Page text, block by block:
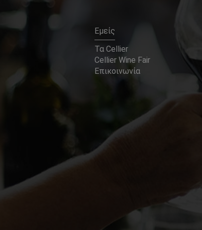
Εμείς
Τα Cellier
Cellier Wine Fair
Επικοινωνία